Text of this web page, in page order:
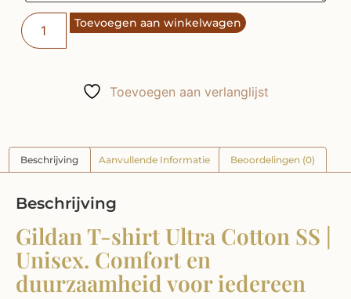
Toevoegen aan winkelwagen
Toevoegen aan verlanglijst
Beschrijving Aanvullende Informatie Beoordelingen (0)
Beschrijving
Gildan T-shirt Ultra Cotton SS |
Unisex. Comfort en
duurzaamheid voor iedereen